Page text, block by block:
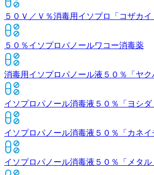
５０Ｖ／Ｖ％消毒用イソプロ「コザカイ
５０％イソプロパノールワコー消毒薬
消毒用イソプロパノール液５０％「ヤク
イソプロパノール消毒液５０％「ヨシダ
イソプロパノール消毒液５０％「カネイ
イソプロパノール消毒液５０％「メタル